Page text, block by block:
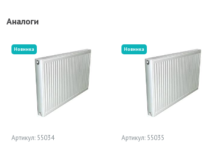
Аналоги
Новинка
Артикул: 55034
Новинка
Артикул: 55035